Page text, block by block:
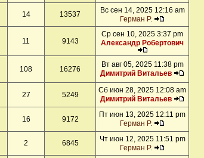
14 13537
Вс сен 14, 2025 12:16 am
Герман Р.
11 9143
Ср сен 10, 2025 3:37 pm
Александр Робертович
108 16276
Вт авг 05, 2025 11:38 pm
Димитрий Витальев
27 5249
Сб июн 28, 2025 12:08 am
Димитрий Витальев
16 9172
Пт июн 13, 2025 12:11 pm
Герман Р.
2 6845
Чт июн 12, 2025 11:51 pm
Герман Р.